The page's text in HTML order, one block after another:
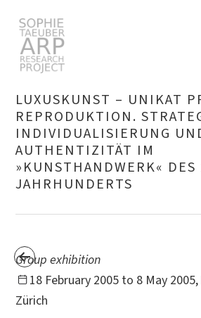
Search
for:
LUXUSKUNST – UNIKAT
REPRODUKTION.
INDIVIDUALISIERUNG
AUTHENTIZITÄT IM
»KUNSTHANDWERK« DES
JAHRHUNDERTS
Group exhibition
18 February 2005 to 8 May
Zürich